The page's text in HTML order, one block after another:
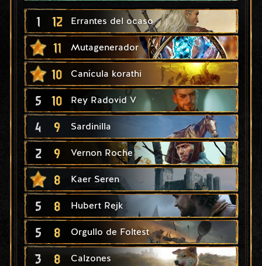
1 12 Errantes del ocaso
11 Mutagenerador
10 Canícula korathi
5 10 Rey Radovid V
4 9 Sardinilla
2 9 Vernon Roche
8 Kaer Seren
5 8 Hubert Rejk
5 8 Orgullo de Foltest
3 8 Calzones